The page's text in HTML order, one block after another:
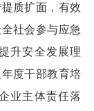
质扩面，有效
社会参与应急
升安全发展理
度干部教育培
业主体责任落